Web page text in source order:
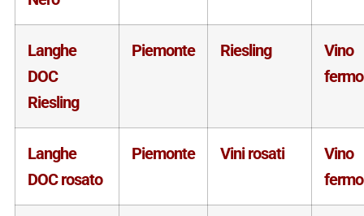
Langhe
DOC
Riesling
Piemonte Riesling
Vino
fermo
Langhe
DOC rosato
Piemonte Vini rosati
Vino
fermo